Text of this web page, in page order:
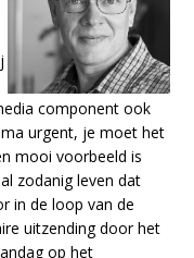
component ook
urgent, je moet het
mooi voorbeeld is
zodanig leven dat
in de loop van de
uitzending door het
op het